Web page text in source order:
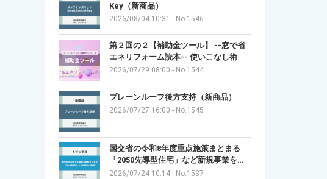
Key（新商品）
2026/08/04 10:31 - No.1546
第２回の２【補助金ツール】 --窓で省
エネリフォーム読本-- 使いこなし術
2026/07/29 08:00 - No.1544
プレーンルーフ後方支持（新商品）
2026/07/27 16:00 - No.1545
国交省の令和8年度重点施策まとまる
「2050先導型住宅」など新規事業を…
2026/07/24 10:14- No.1537